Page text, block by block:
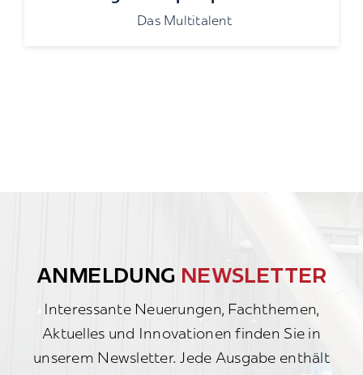
Das Multitalent
ANMELDUNG NEWSLETTER
Interessante Neuerungen, Fachthemen,
Aktuelles und Innovationen finden Sie in
unserem Newsletter. Jede Ausgabe enthält